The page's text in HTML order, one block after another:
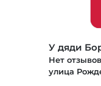
У дяди
Нет отзывов
улица